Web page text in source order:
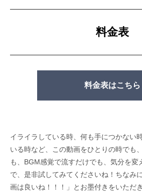
料金表
料金表はこちら
イライラしている時、何も手につかない
いる時など、この動画をひとりの時でも
も、BGM感覚で流すだけでも、気分を変
で、是非試してみてくださいね！ちなみ
画は良いね！！！」とお墨付きをいただ